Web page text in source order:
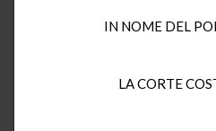
IN NOME DEL
LA CORTE